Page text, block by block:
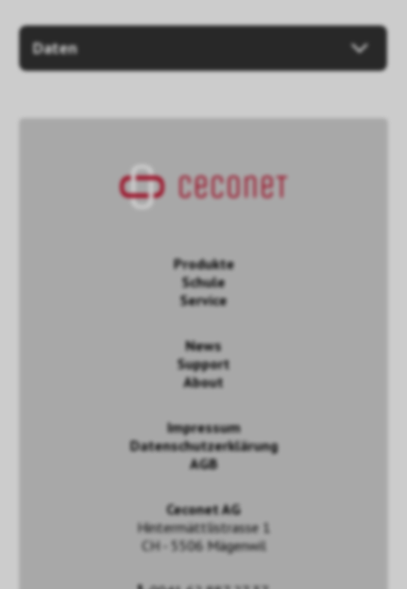
Daten
Produkte
Schule
Service
News
Support
About
Impressum
Datenschutzerklärung
AGB
Ceconet AG
Hintermättlistrasse 1
CH - 5506 Mägenwil